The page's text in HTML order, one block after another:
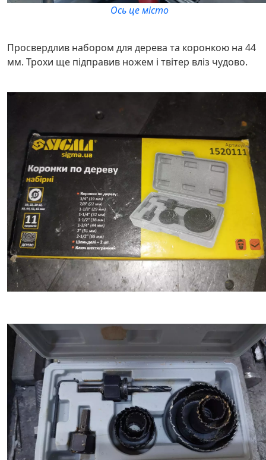
Ось це місто
Просвердлив набором для дерева та коронкою на 44
мм. Трохи ще підправив ножем і твітер вліз чудово.